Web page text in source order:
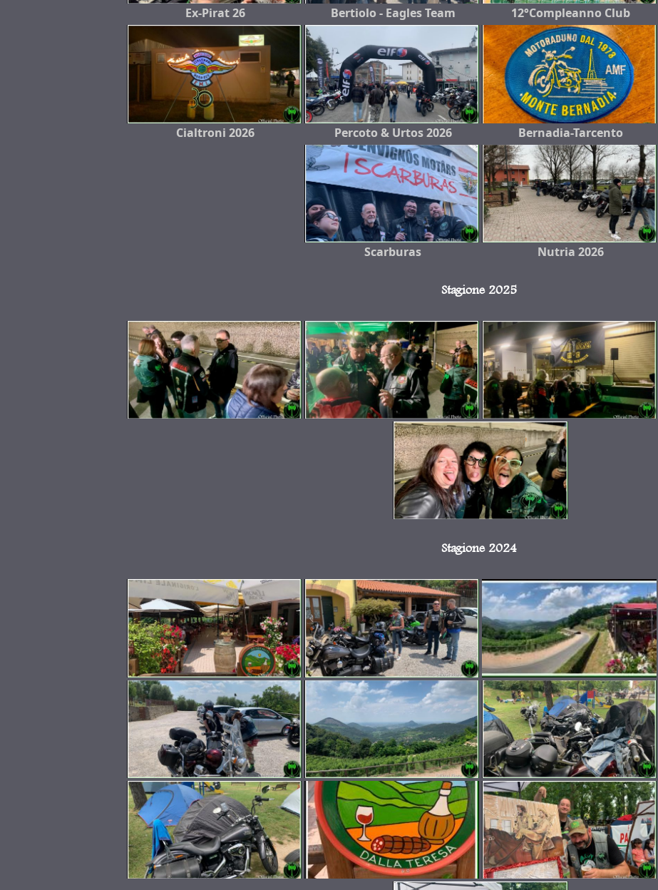
Ex-Pirat 26 Bertiolo - Eagles Team 12°Compleanno Club
Cialtroni 2026 Percoto & Urtos 2026 Bernadia-Tarcento
Scarburas Nutria 2026
Stagione 2025
Stagione 2024